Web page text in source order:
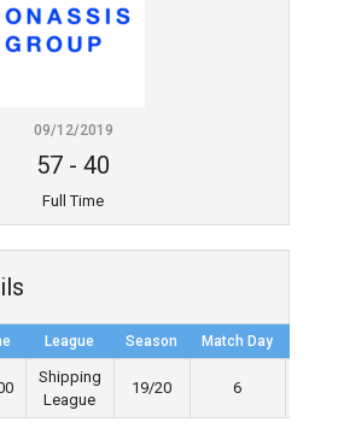
09/12/2019
57 -40
Full Time
League Season Match Day
Shipping
League
19/20 6